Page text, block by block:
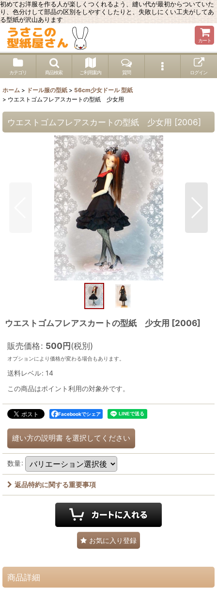
初めてお洋服を作る人が楽しくつくれるよう、縫い代が最初からついていた
り、色分けして部品の区別をしやすくしたりと、失敗しにくい工夫がしてあ
る型紙が沢山あります
カート
カテゴリ 商品検索 ご利用案内 質問 ログイン
ホーム > ドール服の型紙 > 56cm少女ドール 型紙
> ウエストゴムフレアスカートの型紙 少女用
ウエストゴムフレアスカートの型紙 少女用 [2006]
ウエストゴムフレアスカートの型紙 少女用 [2006]
販売価格: 500円(税別)
オプションにより価格が変わる場合もあります。
送料レベル: 14
この商品はポイント利用の対象外です。
Facebookでシェア
縫い方の説明書 を選択してください
数量:
返品特約に関する重要事項
お気に入り登録
商品詳細